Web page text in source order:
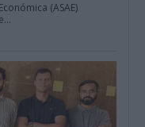
(ASAE)